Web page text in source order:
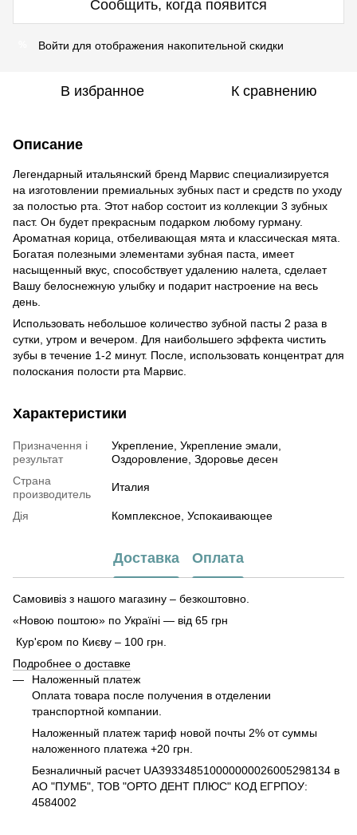
Сообщить, когда появится
Войти для отображения накопительной скидки
В избранное К сравнению
Описание
Легендарный итальянский бренд Марвис специализируется
на изготовлении премиальных зубных паст и средств по уходу
за полостью рта. Этот набор состоит из коллекции 3 зубных
паст. Он будет прекрасным подарком любому гурману.
Ароматная корица, отбеливающая мята и классическая мята.
Богатая полезными элементами зубная паста, имеет
насыщенный вкус, способствует удалению налета, сделает
Вашу белоснежную улыбку и подарит настроение на весь
день.
Использовать небольшое количество зубной пасты 2 раза в
сутки, утром и вечером. Для наибольшего эффекта чистить
зубы в течение 1-2 минут. После, использовать концентрат для
полоскания полости рта Марвис.
Характеристики
Призначення і
результат
Укрепление, Укрепление эмали,
Оздоровление, Здоровье десен
Страна
производитель
Италия
Дія Комплексное, Успокаивающее
Доставка Оплата
Самовивіз з нашого магазину – безкоштовно.
«Новою поштою» по Україні — від 65 грн
Кур'єром по Києву – 100 грн.
Подробнее о доставке
Наложенный платеж
Оплата товара после получения в отделении
транспортной компании.
Наложенный платеж тариф новой почты 2% от суммы
наложенного платежа +20 грн.
Безналичный расчет UA393348510000000026005298134 в
АО "ПУМБ", ТОВ "ОРТО ДЕНТ ПЛЮС" КОД ЕГРПОУ:
4584002